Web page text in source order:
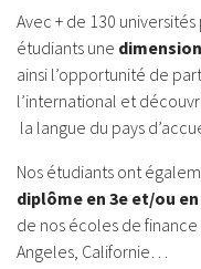
Avec + de 130
étudiants une
ainsi l’opportunité de
l’international et
la langue du pays
Nos étudiants ont
diplôme en 3e et/ou
de nos écoles de
Angeles, Californie…